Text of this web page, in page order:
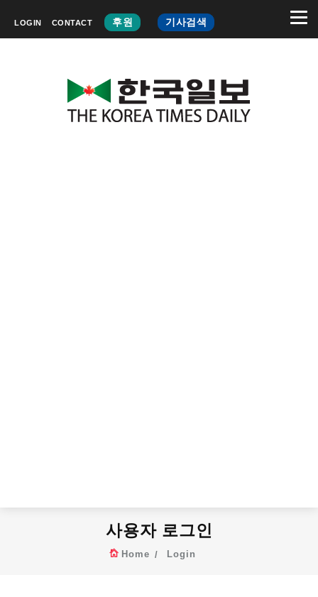
LOGIN CONTACT 후원 기사검색
사용자 로그인
Home Login